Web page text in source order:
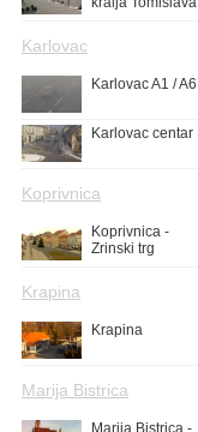
Karlovac
Karlovac A1 / A6
Karlovac centar
Koprivnica
Koprivnica -
Zrinski trg
Krapina
Krapina
Marija Bistrica
Marija Bistrica -